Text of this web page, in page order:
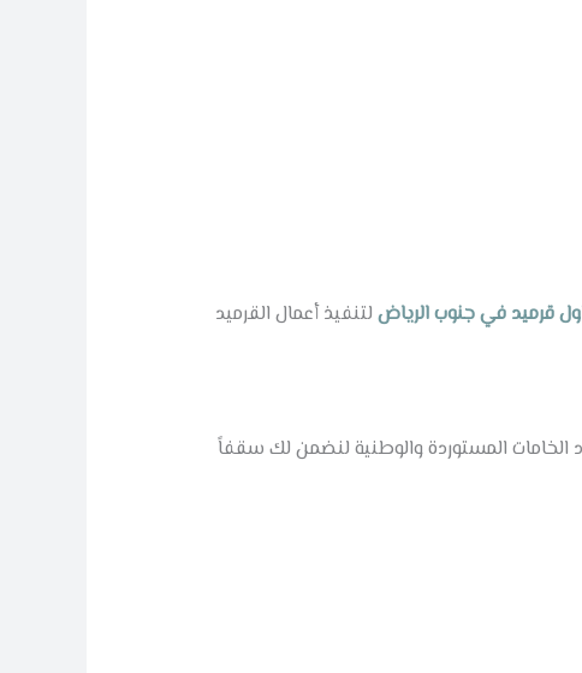
قرميد في جنوب الرياضلتنفيذ أعمال القرميد
الخامات المستوردة والوطنية لنضمن لك سقفاً